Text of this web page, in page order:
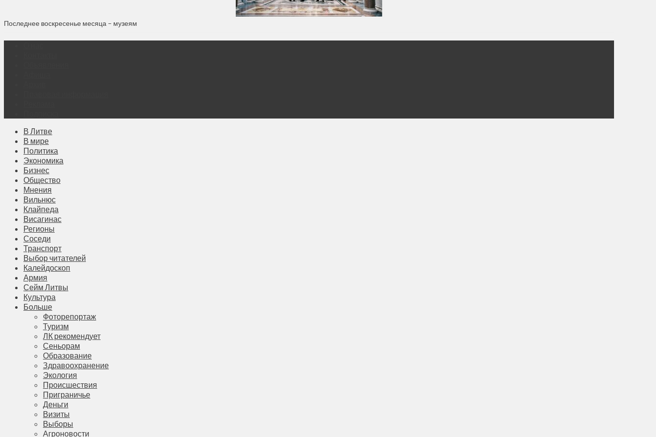
Последнее воскресенье месяца – музеям
В Литве
В мире
Политика
Экономика
Бизнес
Общество
Мнения
Вильнюс
Клайпеда
Висагинас
Регионы
Соседи
Транспорт
Выбор читателей
Калейдоскоп
Армия
Сейм Литвы
Культура
Больше
Фоторепортаж
Туризм
ЛК рекомендует
Сеньорам
Образование
Здравоохранение
Экология
Происшествия
Приграничье
Деньги
Визиты
Выборы
Агроновости